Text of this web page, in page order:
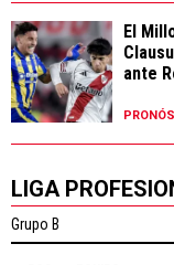
El
ante
LIGA